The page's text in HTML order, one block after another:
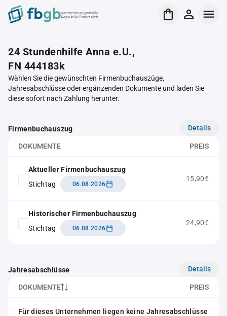
Verrechnungsstelle
Republik Österreich
24 Stundenhilfe Anna e.U.,
FN 444183k
Wählen Sie die gewünschten Firmenbuchauszüge,
Jahresabschlüsse oder ergänzenden Dokumente und laden Sie
diese sofort nach Zahlung herunter.
Firmenbuchauszug Details
DOKUMENTE PREIS
Aktueller Firmenbuchauszug
Stichtag
06.08.2026
15,90€
Historischer Firmenbuchauszug
Stichtag
06.08.2026
24,90€
Jahresabschlüsse Details
DOKUMENTE PREIS
Für dieses Unternehmen liegen keine Jahresabschlüsse